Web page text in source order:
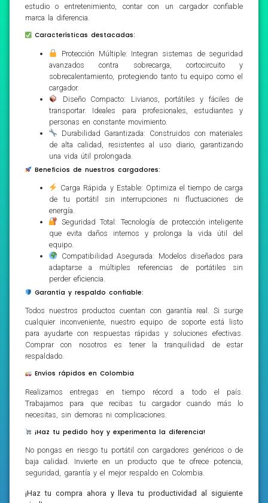
estudio o entretenimiento, contar con un cargador confiable
marca la diferencia.
Características destacadas:
Protección Múltiple: Integran sistemas de seguridad
avanzados contra sobrecarga, cortocircuito y
sobrecalentamiento, protegiendo tanto tu equipo como el
cargador.
Diseño Compacto: Livianos, portátiles y fáciles de
transportar. Ideales para profesionales, estudiantes y
personas en constante movimiento.
Durabilidad Garantizada: Construidos con materiales
de alta calidad, resistentes al uso diario, garantizando
una vida útil prolongada.
Beneficios de nuestros cargadores:
Carga Rápida y Estable: Optimiza el tiempo de carga
de tu portátil sin interrupciones ni fluctuaciones de
energía.
Seguridad Total: Tecnología de protección inteligente
que evita daños internos y prolonga la vida útil del
equipo.
Compatibilidad Asegurada: Modelos diseñados para
adaptarse a múltiples referencias de portátiles sin
perder eficiencia.
Garantía y respaldo confiable:
Todos nuestros productos cuentan con garantía real. Si surge
cualquier inconveniente, nuestro equipo de soporte está listo
para ayudarte con respuestas rápidas y soluciones efectivas.
Comprar con nosotros es tener la tranquilidad de estar
respaldado.
Envíos rápidos en Colombia
Realizamos entregas en tiempo récord a todo el país.
Trabajamos para que recibas tu cargador cuando más lo
necesitas, sin demoras ni complicaciones.
¡Haz tu pedido hoy y experimenta la diferencia!
No pongas en riesgo tu portátil con cargadores genéricos o de
baja calidad. Invierte en un producto que te ofrece potencia,
seguridad, garantía y el mejor respaldo en Colombia.
¡Haz tu compra ahora y lleva tu productividad al siguiente